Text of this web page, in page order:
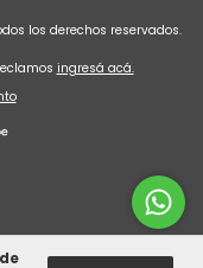
los derechos reservados.
ingresá acá.